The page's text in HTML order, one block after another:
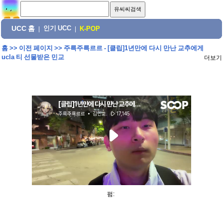
UCC 홈 인기 UCC K-POP
홈>> 이전 페이지 >> 주륵주륵르르 - [클립]1년만에 다시 만난 교추에게
ucla 티 선물받은 민교
더보기
펌: